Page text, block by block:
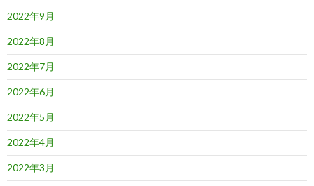
2022年9月
2022年8月
2022年7月
2022年6月
2022年5月
2022年4月
2022年3月